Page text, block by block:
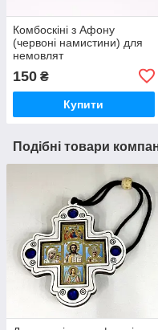
Комбоскіні з Афону
(червоні намистини) для
немовлят
150 ₴
Купити
Подібні товари